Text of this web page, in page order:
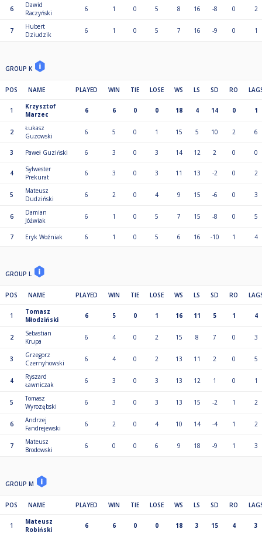
6
Dawid
Raczyński
6 1 0 5 8 16 -8 0 2
7
Hubert
Dziudzik
6 1 0 5 7 16 -9 0 1
GROUP K
POS NAME PLAYED WIN TIE LOSE WS LS SD RO
1
Krzysztof
Marzec
6 6 0 0 18 4 14 0 1
2
Łukasz
Guzowski
6 5 0 1 15 5 10 2 6
3 Paweł Guziński 6 3 0 3 14 12 2 0 0
4
Sylwester
Prekurat
6 3 0 3 11 13 -2 0 2
5
Mateusz
Dudziński
6 2 0 4 9 15 -6 0 3
6
Damian
Jóźwiak
6 1 0 5 7 15 -8 0 5
7 Eryk Woźniak 6 1 0 5 6 16 -10 1 4
GROUP L
POS NAME PLAYED WIN TIE LOSE WS LS SD RO
1
Tomasz
Młodziński
6 5 0 1 16 11 5 1 4
2
Sebastian
Krupa
6 4 0 2 15 8 7 0 3
3
Grzegorz
Czernyhowski
6 4 0 2 13 11 2 0 5
4
Ryszard
Ławniczak
6 3 0 3 13 12 1 0 1
5
Tomasz
Wyrozębski
6 3 0 3 13 15 -2 1 2
6
Andrzej
Fandrejewski
6 2 0 4 10 14 -4 1 2
7
Mateusz
Brodowski
6 0 0 6 9 18 -9 1 3
GROUP M
POS NAME PLAYED WIN TIE LOSE WS LS SD RO
1
Mateusz
Robiński
6 6 0 0 18 3 15 4 3